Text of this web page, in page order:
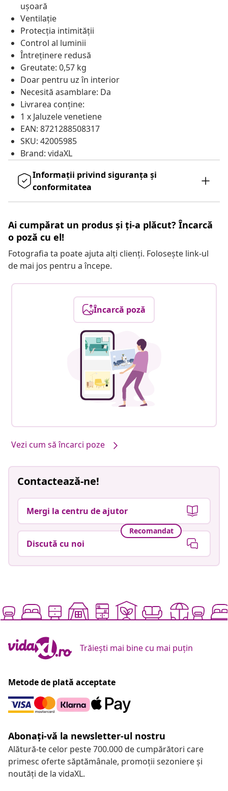
ușoară
Ventilație
Protecția intimității
Control al luminii
Întreținere redusă
Greutate: 0,57 kg
Doar pentru uz în interior
Necesită asamblare: Da
Livrarea conține:
1 x Jaluzele venetiene
EAN: 8721288508317
SKU: 42005985
Brand: vidaXL
Informații privind siguranța și
conformitatea
Ai cumpărat un produs și ți-a plăcut? Încarcă
o poză cu el!
Fotografia ta poate ajuta alți clienți. Folosește link-ul
de mai jos pentru a începe.
Încarcă poză
Vezi cum să încarci poze
Contactează-ne!
Mergi la centru de ajutor
Recomandat
Discută cu noi
Trăiești mai bine cu mai puțin
Metode de plată acceptate
Abonați-vă la newsletter-ul nostru
Alătură-te celor peste 700.000 de cumpărători care
primesc oferte săptămânale, promoții sezoniere și
noutăți de la vidaXL.